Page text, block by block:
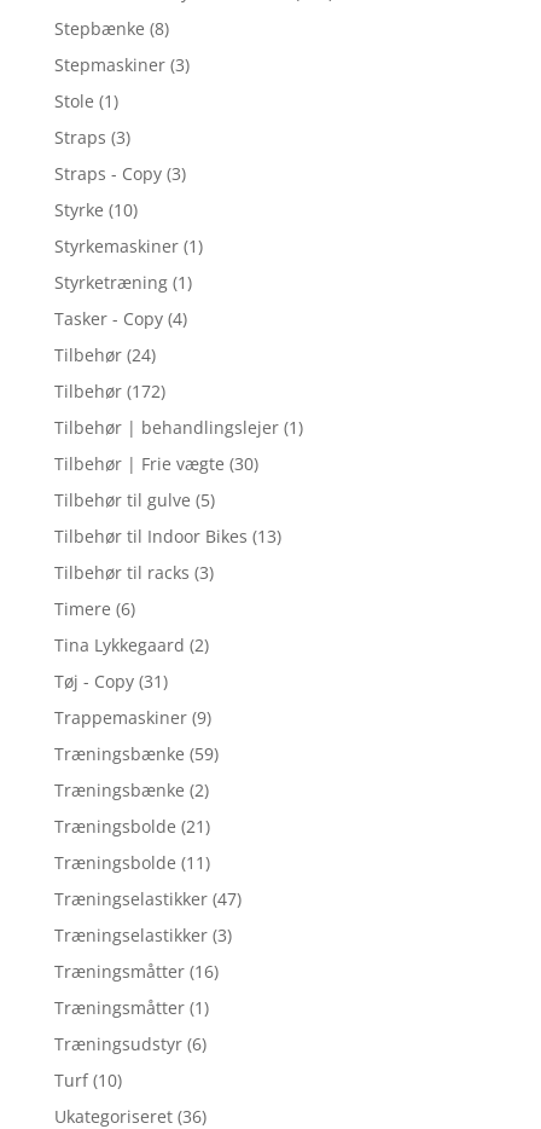
Stepbænke (8)
Stepmaskiner (3)
Stole (1)
Straps (3)
Straps - Copy (3)
Styrke (10)
Styrkemaskiner (1)
Styrketræning (1)
Tasker - Copy (4)
Tilbehør (24)
Tilbehør (172)
Tilbehør | behandlingslejer (1)
Tilbehør | Frie vægte (30)
Tilbehør til gulve (5)
Tilbehør til Indoor Bikes (13)
Tilbehør til racks (3)
Timere (6)
Tina Lykkegaard (2)
Tøj - Copy (31)
Trappemaskiner (9)
Træningsbænke (59)
Træningsbænke (2)
Træningsbolde (21)
Træningsbolde (11)
Træningselastikker (47)
Træningselastikker (3)
Træningsmåtter (16)
Træningsmåtter (1)
Træningsudstyr (6)
Turf (10)
Ukategoriseret (36)